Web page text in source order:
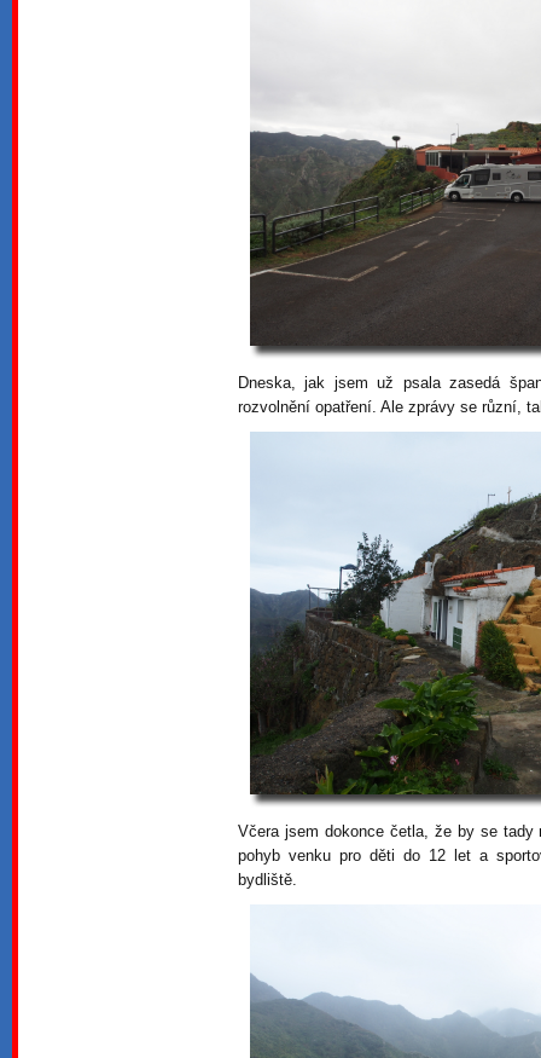
Dneska, jak jsem už psala zasedá
rozvolnění opatření. Ale zprávy se různí,
Včera jsem dokonce četla, že by se tady
pohyb venku pro děti do 12 let a
bydliště.